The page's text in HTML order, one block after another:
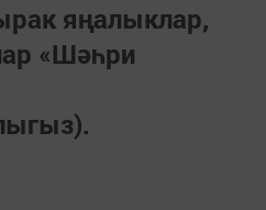
яңалыклар,
«Шәһри